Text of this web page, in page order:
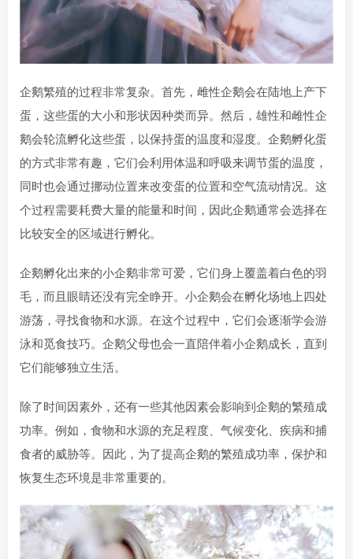
企鹅繁殖的过程非常复杂。首先，雌性企鹅会在陆地上产下
蛋，这些蛋的大小和形状因种类而异。然后，雄性和雌性企
鹅会轮流孵化这些蛋，以保持蛋的温度和湿度。企鹅孵化蛋
的方式非常有趣，它们会利用体温和呼吸来调节蛋的温度，
同时也会通过挪动位置来改变蛋的位置和空气流动情况。这
个过程需要耗费大量的能量和时间，因此企鹅通常会选择在
比较安全的区域进行孵化。
企鹅孵化出来的小企鹅非常可爱，它们身上覆盖着白色的羽
毛，而且眼睛还没有完全睁开。小企鹅会在孵化场地上四处
游荡，寻找食物和水源。在这个过程中，它们会逐渐学会游
泳和觅食技巧。企鹅父母也会一直陪伴着小企鹅成长，直到
它们能够独立生活。
除了时间因素外，还有一些其他因素会影响到企鹅的繁殖成
功率。例如，食物和水源的充足程度、气候变化、疾病和捕
食者的威胁等。因此，为了提高企鹅的繁殖成功率，保护和
恢复生态环境是非常重要的。